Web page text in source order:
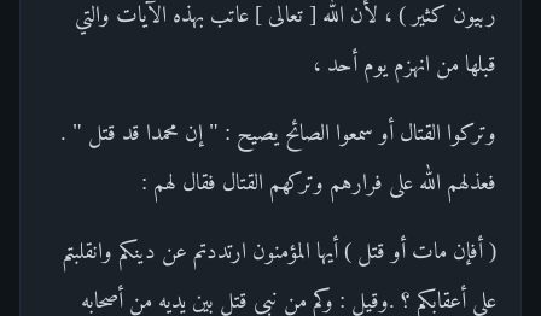
ربيون كثير ) ، لأن الله [ تعالى ] عاتب بهذه الآيات والتي
قبلها من انهزم يوم أحد ،
وتركوا القتال أو سمعوا الصائح يصيح : " إن محمدا قد قتل " .
فعذلهم الله على فرارهم وتركهم القتال فقال لهم :
( أفإن مات أو قتل ) أيها المؤمنون ارتددتم عن دينكم وانقلبتم
على أعقابكم ؟ .وقيل : وكم من نبي قتل بين يديه من أصحابه